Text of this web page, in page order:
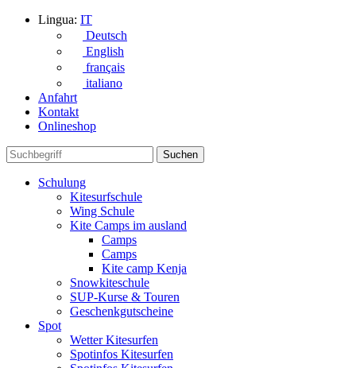
Lingua: IT
Deutsch
English
français
italiano
Anfahrt
Kontakt
Onlineshop
Schulung
Kitesurfschule
Wing Schule
Kite Camps im ausland
Camps
Camps
Kite camp Kenja
Snowkiteschule
SUP-Kurse & Touren
Geschenkgutscheine
Spot
Wetter Kitesurfen
Spotinfos Kitesurfen